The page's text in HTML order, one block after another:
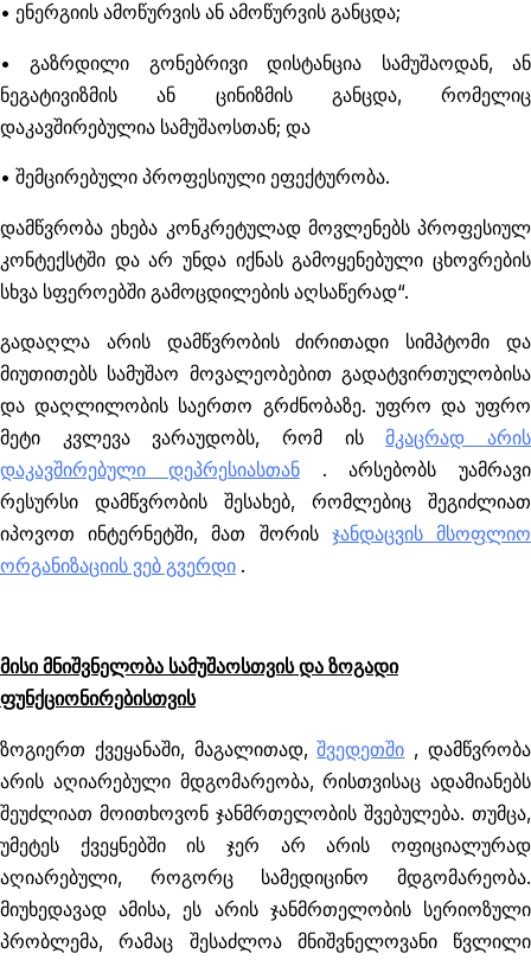
• ენერგიის ამოწურვის ან ამოწურვის განცდა;
• გაზრდილი გონებრივი დისტანცია სამუშაოდან, ან
ნეგატივიზმის ან ცინიზმის განცდა, რომელიც
დაკავშირებულია სამუშაოსთან; და
• შემცირებული პროფესიული ეფექტურობა.
დამწვრობა ეხება კონკრეტულად მოვლენებს პროფესიულ
კონტექსტში და არ უნდა იქნას გამოყენებული ცხოვრების
სხვა სფეროებში გამოცდილების აღსაწერად“.
გადაღლა არის დამწვრობის ძირითადი სიმპტომი და
მიუთითებს სამუშაო მოვალეობებით გადატვირთულობისა
და დაღლილობის საერთო გრძნობაზე. უფრო და უფრო
მეტი კვლევა ვარაუდობს, რომ ის
მკაცრად არის
დაკავშირებული დეპრესიასთან
. არსებობს უამრავი
რესურსი დამწვრობის შესახებ, რომლებიც შეგიძლიათ
იპოვოთ ინტერნეტში, მათ შორის ჯანდაცვის მსოფლიო
ორგანიზაციის ვებ გვერდი .
მისი მნიშვნელობა სამუშაოსთვის და ზოგადი
ფუნქციონირებისთვის
ზოგიერთ ქვეყანაში, მაგალითად, შვედეთში , დამწვრობა
არის აღიარებული მდგომარეობა, რისთვისაც ადამიანებს
შეუძლიათ მოითხოვონ ჯანმრთელობის შვებულება. თუმცა,
უმეტეს ქვეყნებში ის ჯერ არ არის ოფიციალურად
აღიარებული, როგორც სამედიცინო მდგომარეობა.
მიუხედავად ამისა, ეს არის ჯანმრთელობის სერიოზული
პრობლემა, რამაც შესაძლოა მნიშვნელოვანი წვლილი